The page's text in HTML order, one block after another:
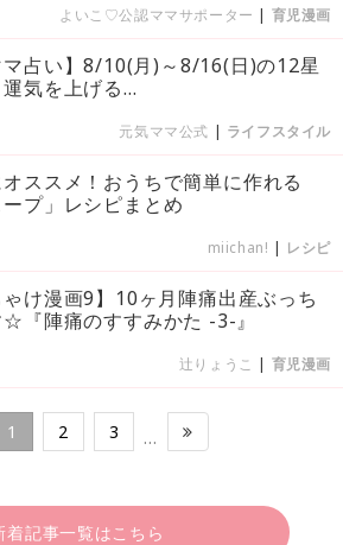
よいこ♡公認ママサポーター | 育児漫画
マ占い】8/10(月)～8/16(日)の12星
気を上げる...
元気ママ公式 | ライフスタイル
ススメ！おうちで簡単に作れる
ープ」レシピまとめ
miichan! | レシピ
ゃけ漫画9】10ヶ月陣痛出産ぶっち
『陣痛のすすみかた -3-』
辻りょうこ | 育児漫画
1 2 3 …
着記事一覧はこちら